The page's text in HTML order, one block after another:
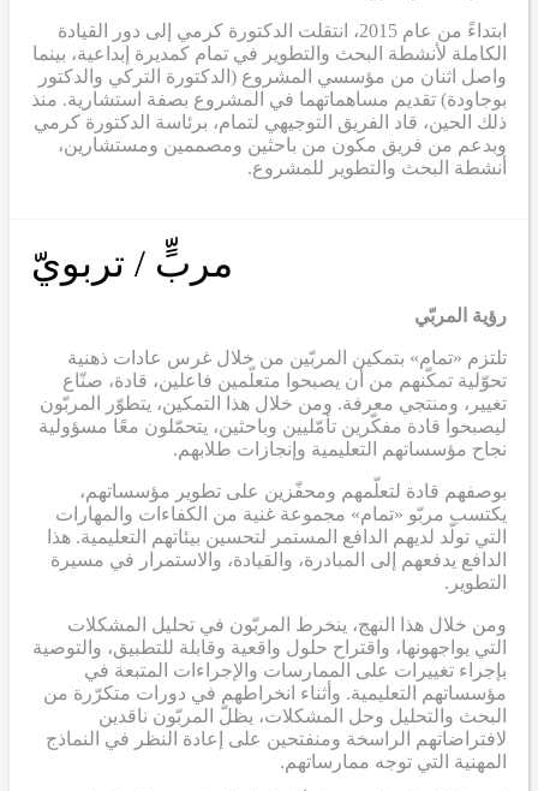
ابتداءً من عام 2015، انتقلت الدكتورة كرمي إلى دور القيادة
الكاملة لأنشطة البحث والتطوير في تمام كمديرة إبداعية، بينما
واصل اثنان من مؤسسي المشروع (الدكتورة التركي والدكتور
بوجاودة) تقديم مساهماتهما في المشروع بصفة استشارية. منذ
ذلك الحين، قاد الفريق التوجيهي لتمام، برئاسة الدكتورة كرمي
وبدعم من فريق مكون من باحثين ومصممين ومستشارين،
أنشطة البحث والتطوير للمشروع.
مربٍّ / تربويّ
رؤية المربّي
تلتزم «تمام» بتمكين المربّين من خلال غرس عادات ذهنية
تحوّلية تمكّنهم من أن يصبحوا متعلّمين فاعلين، قادة، صنّاع
تغيير، ومنتجي معرفة. ومن خلال هذا التمكين، يتطوّر المربّون
ليصبحوا قادة مفكّرين تأمّليين وباحثين، يتحمّلون معًا مسؤولية
نجاح مؤسساتهم التعليمية وإنجازات طلابهم.
بوصفهم قادة لتعلّمهم ومحفّزين على تطوير مؤسساتهم،
يكتسب مربّو «تمام» مجموعة غنية من الكفاءات والمهارات
التي تولّد لديهم الدافع المستمر لتحسين بيئاتهم التعليمية. هذا
الدافع يدفعهم إلى المبادرة، والقيادة، والاستمرار في مسيرة
التطوير.
ومن خلال هذا النهج، ينخرط المربّون في تحليل المشكلات
التي يواجهونها، واقتراح حلول واقعية وقابلة للتطبيق، والتوصية
بإجراء تغييرات على الممارسات والإجراءات المتبعة في
مؤسساتهم التعليمية. وأثناء انخراطهم في دورات متكرّرة من
البحث والتحليل وحل المشكلات، يظلّ المربّون ناقدين
لافتراضاتهم الراسخة ومنفتحين على إعادة النظر في النماذج
المهنية التي توجه ممارساتهم.